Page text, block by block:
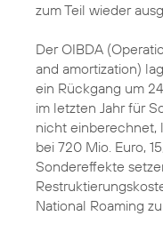
zum Teil wieder
Der OIBDA
and amortization)
ein Rückgang um
im letzten Jahr für
nicht einberechnet,
bei 720 Mio. Euro,
Sondereffekte
National Roaming